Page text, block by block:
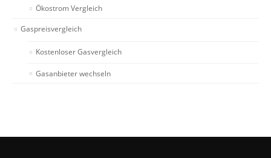
Ökostrom Vergleich
Gaspreisvergleich
Kostenloser Gasvergleich
Gasanbieter wechseln